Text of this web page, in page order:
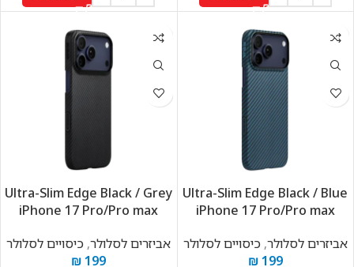
Ultra-Slim Edge Black / Blue
iPhone 17 Pro/Pro max
אביזרים לסלולר,כיסויים לסלולר
₪199
Ultra-Slim Edge Black / Grey
iPhone 17 Pro/Pro max
אביזרים לסלולר, כיסויים לסלולר
₪199